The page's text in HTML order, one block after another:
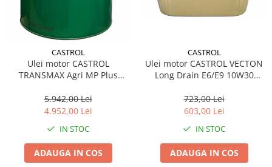
CASTROL
Ulei motor CASTROL
TRANSMAX Agri MP Plus
5.942,00 Lei
4.952,00 Lei
IN STOC
ADAUGA IN COS
CASTROL
Ulei motor CASTROL VECTON
Long Drain E6/E9 10W30
723,00 Lei
603,00 Lei
IN STOC
ADAUGA IN COS